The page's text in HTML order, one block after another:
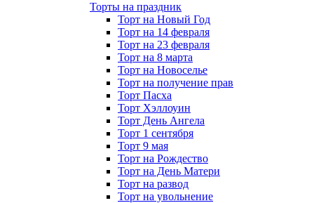
Торты на праздник
Торт на Новый Год
Торт на 14 февраля
Торт на 23 февраля
Торт на 8 марта
Торт на Новоселье
Торт на получение прав
Торт Пасха
Торт Хэллоуин
Торт День Ангела
Торт 1 сентября
Торт 9 мая
Торт на Рождество
Торт на День Матери
Торт на развод
Торт на увольнение